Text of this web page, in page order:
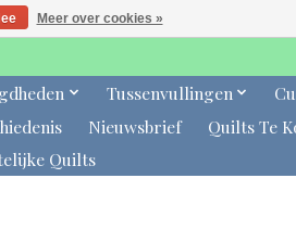
Tussenvullingen
Nieuwsbrief
Quilts Te
Quilts
Meer over cookies »